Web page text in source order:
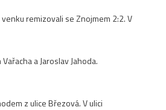
remizovali se Znojmem 2:2. V
a Jaroslav Jahoda.
z ulice Březová. V ulici